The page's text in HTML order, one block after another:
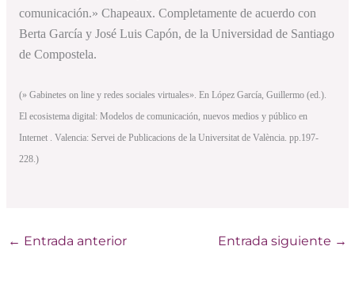
comunicación.» Chapeaux. Completamente de acuerdo con
Berta García y José Luis Capón, de la Universidad de Santiago
de Compostela.
(» Gabinetes on line y redes sociales virtuales». En López García, Guillermo (ed.).
El ecosistema digital: Modelos de comunicación, nuevos medios y público en
Internet . Valencia: Servei de Publicacions de la Universitat de València. pp.197-
228.)
← Entrada anterior Entrada siguiente →